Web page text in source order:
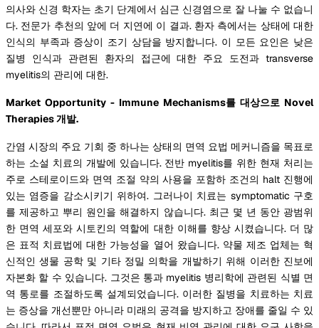
의사와 신경 학자는 초기 단계에서 심근 신경염으로 잘 나눌 수 없습니
다. 전문가 추천의 앞에 더 지연에 이 결과. 환자 측에서는 상태에 대한
인식의 부족과 증상이 조기 상담을 방지합니다. 이 모든 요인은 낮은
질병 인식과 관련된 환자의 접근에 대한 주요 도전과 transverse
myelitis의 관리에 대한.
Market Opportunity - Immune Mechanisms를 대상으로 Novel
Therapies 개발.
간염 시장의 주요 기회 중 하나는 상태의 면역 요법 메커니즘을 목표로
하는 소설 치료의 개발에 있습니다. 전반 myelitis를 위한 현재 처리는
주로 스테로이드와 면역 조절 약의 사용을 포함하 조건의 halt 진행에
있는 염증을 감소시키기 위하여. 그러나이 치료는 symptomatic 구호
를 제공하고 뿌리 원인을 해결하지 않습니다. 최근 몇 년 동안 광범위
한 면역 세포와 시토킨의 역할에 대한 이해를 향상 시켰습니다. 더 많
은 표적 치료법에 대한 가능성을 열어 왔습니다. 약물 제조 업체는 혁
신적인 생물 공학 및 기타 정밀 의학을 개발하기 위해 이러한 진보에
자본화 할 수 있습니다. 그것은 통과 myelitis 병리학에 관련된 식별 면
역 통로를 조절하도록 설계되었습니다. 이러한 질병을 치료하는 치료
는 증상을 개선뿐만 아니라 미래의 공격을 방지하고 장애를 줄일 수 있